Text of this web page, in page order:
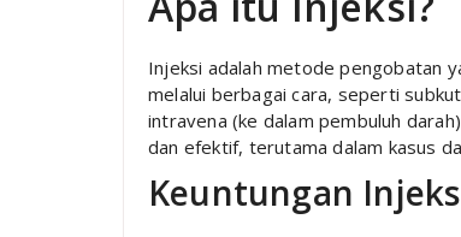
Injeksi adalah metode pengobatan
melalui berbagai cara, seperti
intravena (ke dalam pembuluh
dan efektif, terutama dalam kasus
Keuntungan